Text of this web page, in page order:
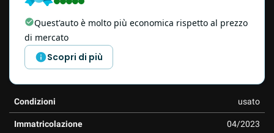
Quest'auto è molto più economica rispetto al prezzo
di mercato
Scopri di più
Condizioni usato
Immatricolazione 04/2023
Puoi
rivedere
modificare
tue
qualsiasi
momento.